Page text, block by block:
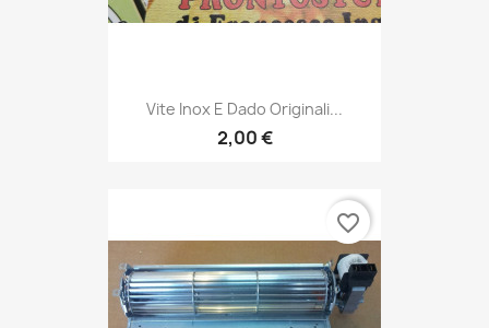
Vite Inox E Dado Originali...
2,00 €
favorite_border